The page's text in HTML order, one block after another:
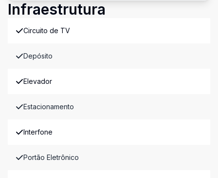
Infraestrutura
Circuito de TV
Depósito
Elevador
Estacionamento
Interfone
Portão Eletrônico